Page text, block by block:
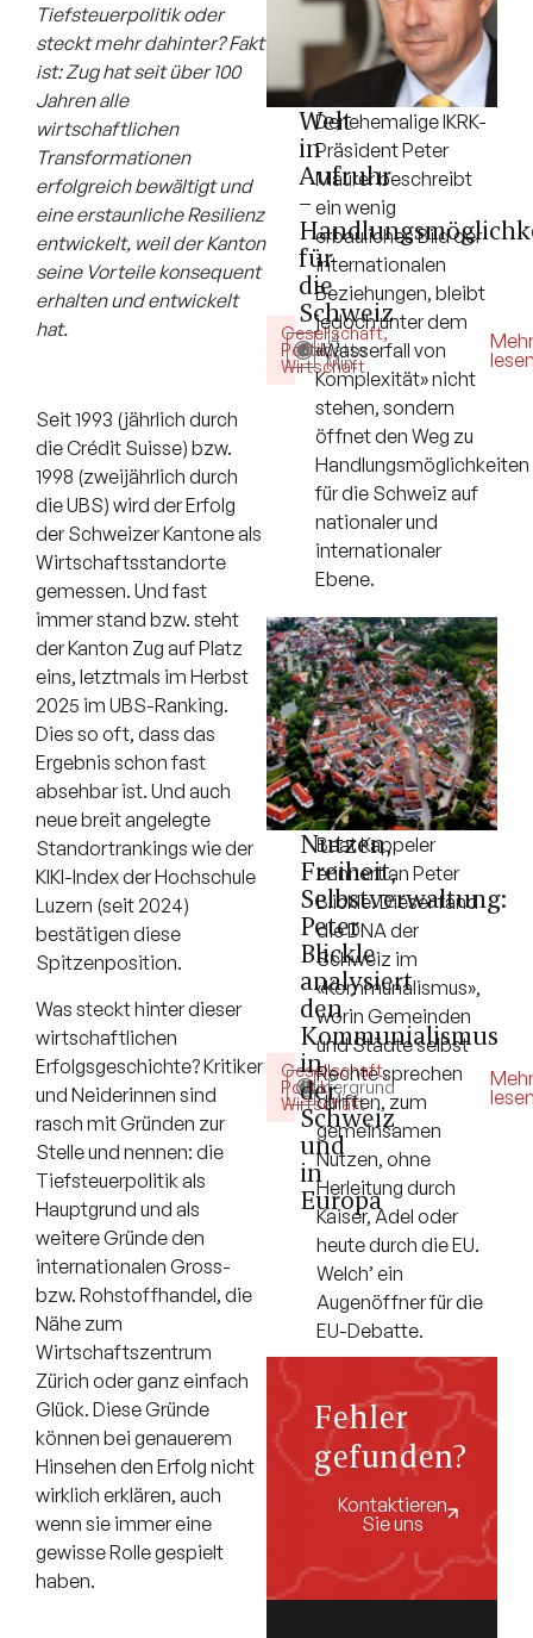
Tiefsteuerpolitik oder
steckt mehr dahinter? Fakt
ist: Zug hat seit über 100
Jahren alle
wirtschaftlichen
Transformationen
erfolgreich bewältigt und
eine erstaunliche Resilienz
entwickelt, weil der Kanton
seine Vorteile konsequent
erhalten und entwickelt
hat.
Seit 1993 (jährlich durch
die Crédit Suisse) bzw.
1998 (zweijährlich durch
die UBS) wird der Erfolg
der Schweizer Kantone als
Wirtschaftsstandorte
gemessen. Und fast
immer stand bzw. steht
der Kanton Zug auf Platz
eins, letztmals im Herbst
2025 im UBS-Ranking.
Dies so oft, dass das
Ergebnis schon fast
absehbar ist. Und auch
neue breit angelegte
Standortrankings wie der
KIKI-Index der Hochschule
Luzern (seit 2024)
bestätigen diese
Spitzenposition.
Was steckt hinter dieser
wirtschaftlichen
Erfolgsgeschichte? Kritiker
und Neiderinnen sind
rasch mit Gründen zur
Stelle und nennen: die
Tiefsteuerpolitik als
Hauptgrund und als
weitere Gründe den
internationalen Gross-
bzw. Rohstoffhandel, die
Nähe zum
Wirtschaftszentrum
Zürich oder ganz einfach
Glück. Diese Gründe
können bei genauerem
Hinsehen den Erfolg nicht
wirklich erklären, auch
wenn sie immer eine
gewisse Rolle gespielt
haben.
Gesellschaft,
Politik,
Wirtschaft
Debatte
14
Min.
Welt
in
Aufruhr
–
für
die
Schweiz
Der ehemalige IKRK-
Präsident Peter
Maurer beschreibt
ein wenig
erbauliches Bild der
internationalen
Beziehungen, bleibt
jedoch unter dem
«Wasserfall von
Komplexität» nicht
stehen, sondern
öffnet den Weg zu
Handlungsmöglichkeiten
für die Schweiz auf
nationaler und
internationaler
Ebene.
Gesellschaft,
Politik,
Wirtschaft
Hintergrund
5
Min.
Nutzen,
Freiheit,
Selbstverwaltung:
Peter
Blickle
analysiert
den
Kommunialismus
in
der
Schweiz
und
in
Europa
Beat Kappeler
erinnert an Peter
Blickle. Dieser fand
die DNA der
Schweiz im
«Kommunalismus»,
worin Gemeinden
und Städte selbst
Rechte sprechen
durften, zum
gemeinsamen
Nutzen, ohne
Herleitung durch
Kaiser, Adel oder
heute durch die EU.
Welch’ ein
Augenöffner für die
EU-Debatte.
Fehler
gefunden?
Kontaktieren
Sie uns